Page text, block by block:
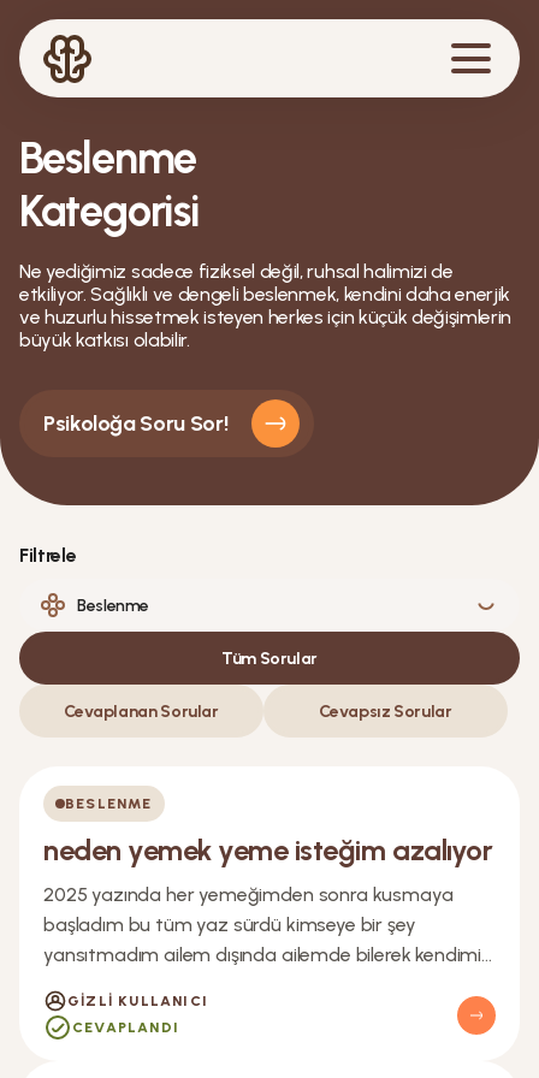
Beslenme
Kategorisi
Ne yediğimiz sadece fiziksel değil, ruhsal halimizi de
etkiliyor. Sağlıklı ve dengeli beslenmek, kendini daha enerjik
ve huzurlu hissetmek isteyen herkes için küçük değişimlerin
büyük katkısı olabilir.
Psikoloğa Soru Sor!
Filtrele
Tüm Sorular
Cevaplanan Sorular Cevapsız Sorular
BESLENME
neden yemek yeme isteğim azalıyor
2025 yazında her yemeğimden sonra kusmaya
başladım bu tüm yaz sürdü kimseye bir şey
yansıtmadım ailem dışında ailemde bilerek kendimi
kusturduğumu düşünerek bana daha çok yemek
yediriyordu eylül ayına geldikten sonra hâlâ devam
ettiğini görünce ailem ciddiye aldı ve bir hastaneye
GIZLI KULLANICI
CEVAPLANDI